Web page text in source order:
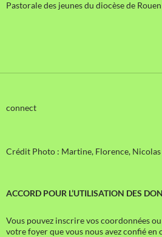
Pastorale des jeunes du diocèse de Rouen
connect
Crédit Photo : Martine, Florence,
ACCORD POUR L’UTILISATION DES
Vous pouvez inscrire vos coordonnées
votre foyer que vous nous avez confié en